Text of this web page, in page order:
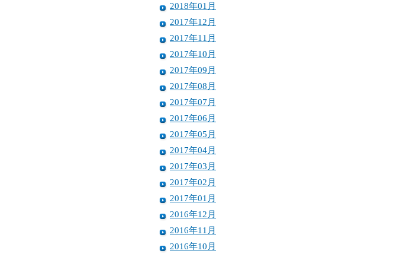
2018年01月
2017年12月
2017年11月
2017年10月
2017年09月
2017年08月
2017年07月
2017年06月
2017年05月
2017年04月
2017年03月
2017年02月
2017年01月
2016年12月
2016年11月
2016年10月